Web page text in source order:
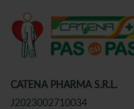
CATENA PHARMA S.R.L.
J2023002710034